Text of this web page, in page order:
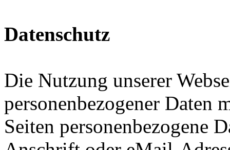
Datenschutz
Die Nutzung unserer
personenbezogener Daten
Seiten personenbezogene